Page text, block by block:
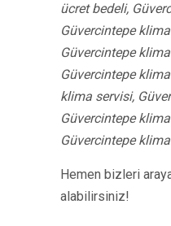
ücret bedeli,
Güvercintepe
Güvercintepe
Güvercintepe
klima servisi,
Güvercintepe
Güvercintepe
Hemen bizleri
alabilirsiniz!